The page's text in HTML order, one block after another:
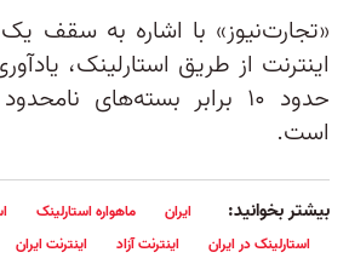
«تجارت‌نیوز» با اشاره به سقف یک
اینترنت از طریق استارلینک،
حدود ۱۰ برابر بسته‌های
است.
بیشتر بخوانید: ایران ماهواره استارلینک
استارلینک در ایران
اینترنت آزاد اینترنت ایران